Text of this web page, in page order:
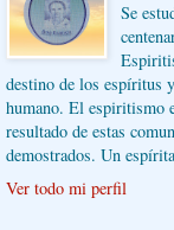
Se
destino de los espíritus
humano. El espiritismo
resultado de estas
demostrados. Un
Ver todo mi perfil